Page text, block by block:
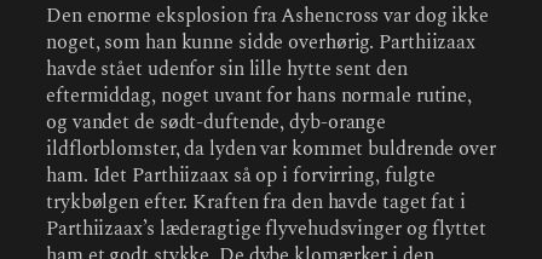
Den enorme eksplosion fra Ashencross var dog ikke
noget, som han kunne sidde overhørig. Parthiizaax
havde stået udenfor sin lille hytte sent den
eftermiddag, noget uvant for hans normale rutine,
og vandet de sødt-duftende, dyb-orange
ildflorblomster, da lyden var kommet buldrende over
ham. Idet Parthiizaax så op i forvirring, fulgte
trykbølgen efter. Kraften fra den havde taget fat i
Parthiizaax’s læderagtige flyvehudsvinger og flyttet